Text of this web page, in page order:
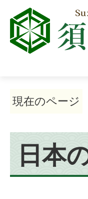
現在のページ
日本